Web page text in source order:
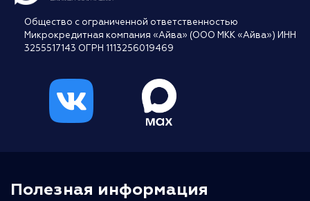
Общество с ограниченной ответственностью
Микрокредитная компания «Айва» (ООО МКК «Айва») ИНН
3255517143 ОГРН 1113256019469
Полезная информация